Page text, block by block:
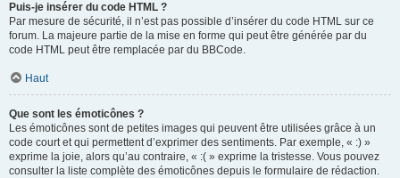
Puis-je insérer du code HTML ?
Par mesure de sécurité, il n’est pas possible d’insérer du code HTML sur ce
forum. La majeure partie de la mise en forme qui peut être générée par du
code HTML peut être remplacée par du BBCode.
Haut
Que sont les émoticônes ?
Les émoticônes sont de petites images qui peuvent être utilisées grâce à un
code court et qui permettent d’exprimer des sentiments. Par exemple, « :) »
exprime la joie, alors qu’au contraire, « :( » exprime la tristesse. Vous pouvez
consulter la liste complète des émoticônes depuis le formulaire de rédaction.